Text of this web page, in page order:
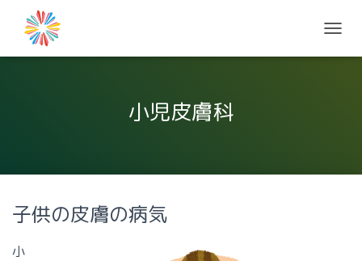
ビ
り
小児皮膚科
子供の皮膚の病気
小